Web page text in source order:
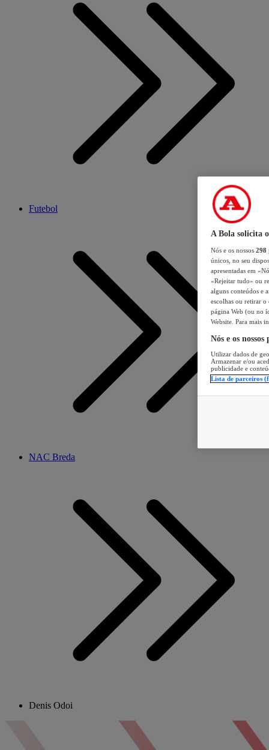
Futebol
NAC Breda
Denis Odoi
A Bola solicita
Nós e os nossos 298
únicos, no seu
apresentadas em
«Rejeitar tudo» ou
alguns conteúdos e
escolhas ou retirar
página Web (ou no
Website. Para mais
Nós e os
Utilizar dados de
Armazenar e/ou
publicidade e
Lista de parceiros